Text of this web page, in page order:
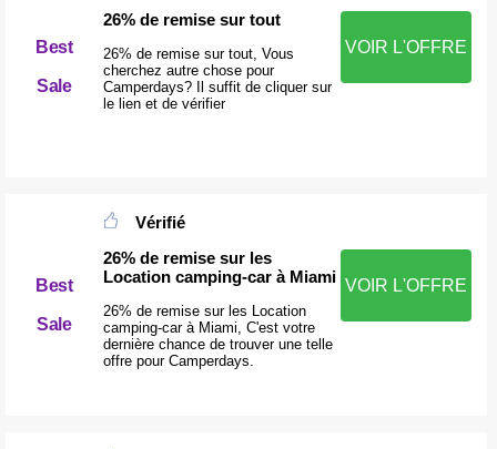
Best
Sale
26% de remise sur tout
26% de remise sur tout, Vous
cherchez autre chose pour
Camperdays? Il suffit de cliquer sur
le lien et de vérifier
VOIR L'OFFRE
Best
Sale
Vérifié
26% de remise sur les
Location camping-car à Miami
26% de remise sur les Location
camping-car à Miami, C'est votre
dernière chance de trouver une telle
offre pour Camperdays.
VOIR L'OFFRE